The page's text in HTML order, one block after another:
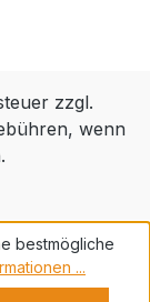
zzgl.
wenn
bestmögliche
...